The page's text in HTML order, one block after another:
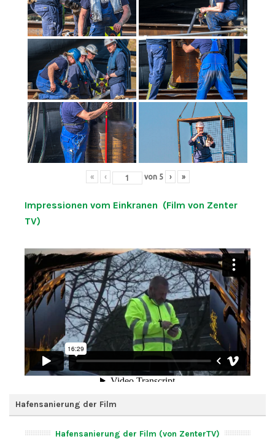
« ‹ von 5 › »
Impressionen vom Einkranen (Film von Zenter
TV)
Hafensanierung der Film
Hafensanierung der Film (von ZenterTV)